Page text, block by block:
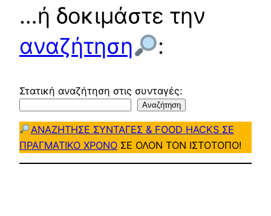
…ή δοκιμάστε την
αναζήτηση
:
Στατική αναζήτηση στις συνταγές:
Αναζήτηση
ΑΝΑΖΗΤΗΣΕ ΣΥΝΤΑΓΕΣ & FOOD HACKS ΣΕ
ΠΡΑΓΜΑΤΙΚΟ ΧΡΟΝΟ ΣΕ ΟΛΟΝ ΤΟΝ ΙΣΤΟΤΟΠΟ!